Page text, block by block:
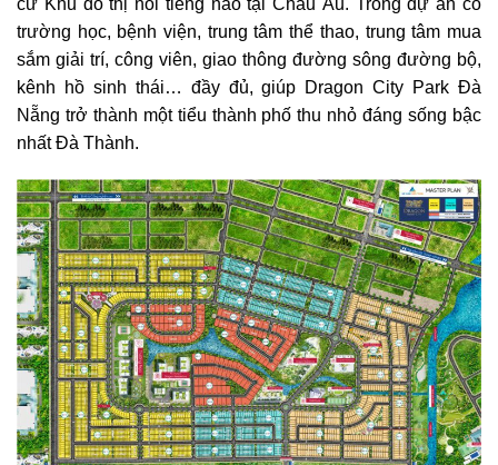
trường học, bệnh viện, trung tâm thể thao, trung tâm mua
sắm giải trí, công viên, giao thông đường sông đường bộ,
kênh hồ sinh thái… đầy đủ, giúp Dragon City Park Đà
Nẵng trở thành một tiểu thành phố thu nhỏ đáng sống bậc
nhất Đà Thành.